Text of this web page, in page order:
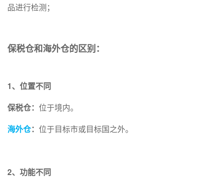
品进行检测；
保税仓和海外仓的区别：
1、位置不同
保税仓： 位于境内。
海外仓： 位于目标市或目标国之外。
2、功能不同